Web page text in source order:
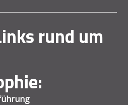
rund um